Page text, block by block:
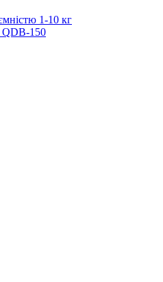
1-10 кг
QDB-150